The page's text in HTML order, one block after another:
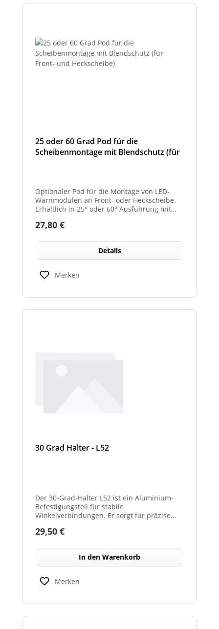
25 oder 60 Grad Pod für die
Scheibenmontage mit Blendschutz (für
Optionaler Pod für die Montage von LED-
Warnmodulen an Front- oder Heckscheibe.
Erhältlich in 25° oder 60° Ausführung mit
Regulärer Preis:
27,80 €
Details
Merken
30 Grad Halter - L52
Der 30-Grad-Halter L52 ist ein Aluminium-
Befestigungsteil für stabile
Winkelverbindungen. Er sorgt für präzise
Durch das leichte, korrosionsbeständige
Anwendungen.
Regulärer Preis:
29,50 €
In den Warenkorb
Merken